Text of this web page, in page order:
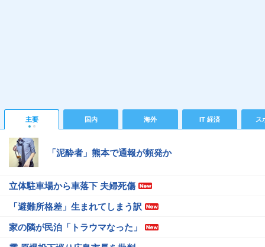
主要 国内 海外 IT 経済 ス
「泥酔者」熊本で通報が頻発か
立体駐車場から車落下 夫婦死傷
「避難所格差」生まれてしまう訳
家の隣が民泊「トラウマなった」